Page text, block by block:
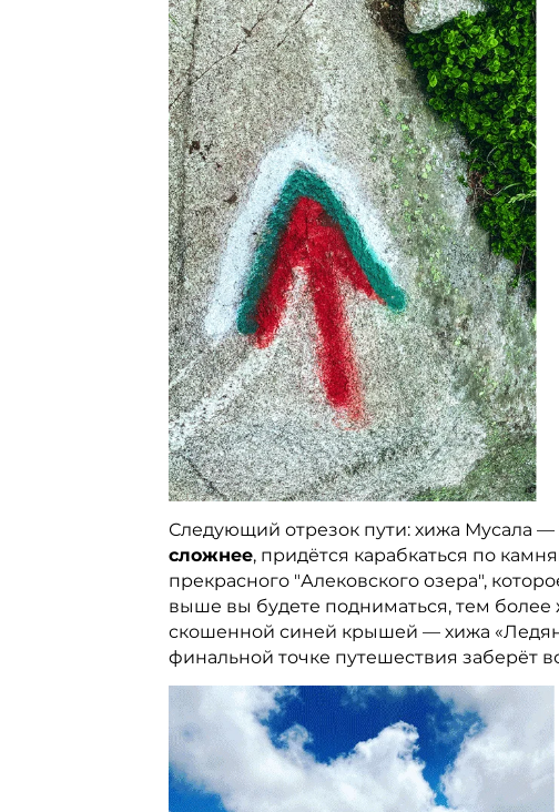
Следующий отрезок пути: хижа Мусала —
сложнее, придётся карабкаться по
прекрасного "Алековского озера",
выше вы будете подниматься, тем
скошенной синей крышей — хижа
финальной точке путешествия заберёт